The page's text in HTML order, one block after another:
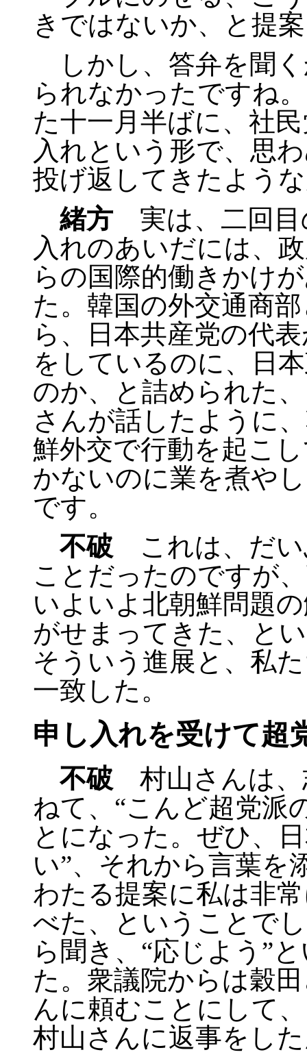
きではないか、と提
しかし、答弁を聞
られなかったですね
た十一月半ばに、社
入れという形で、思
投げ返してきたよう
緒方 実は、二回目
入れのあいだには、
らの国際的働きかけ
た。韓国の外交通商
ら、日本共産党の代
をしているのに、日
のか、と詰められた
さんが話したように
鮮外交で行動を起こ
かないのに業を煮や
です。
不破 これは、だい
ことだったのですが
いよいよ北朝鮮問題
がせまってきた、と
そういう進展と、私
一致した。
申し入れを受けて超
不破 村山さんは、
ねて、“こんど超党派
とになった。ぜひ、
い”、それから言葉を
わたる提案に私は非
べた、ということで
ら聞き、“応じよう”
た。衆議院からは穀
んに頼むことにして
村山さんに返事をし